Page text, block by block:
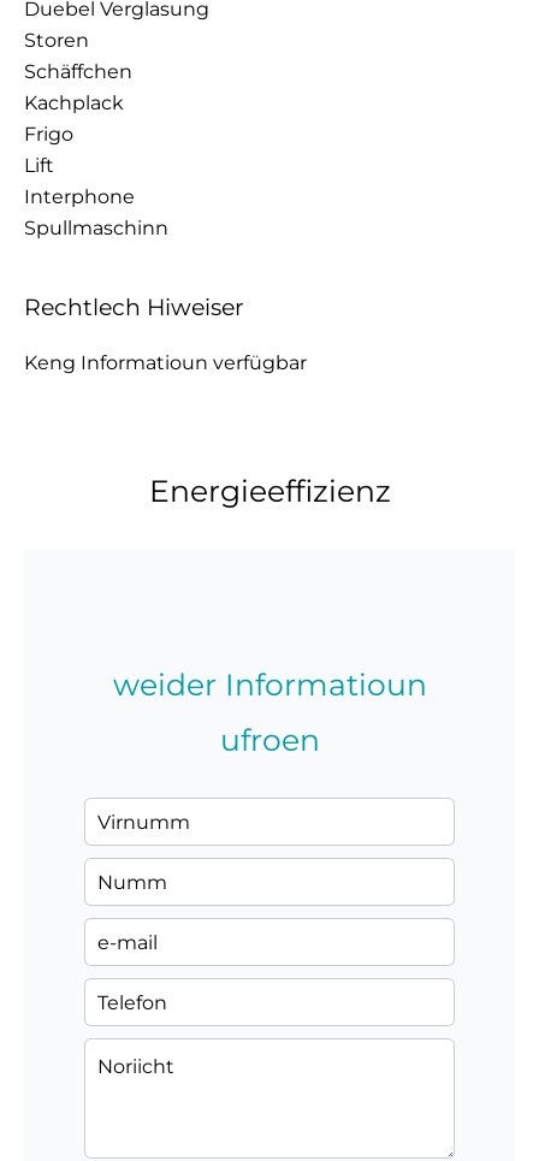
Duebel Verglasung
Storen
Schäffchen
Kachplack
Frigo
Lift
Interphone
Spullmaschinn
Rechtlech Hiweiser
Keng Informatioun verfügbar
Energieeffizienz
weider Informatioun
ufroen